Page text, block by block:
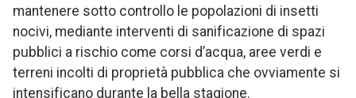
mantenere sotto controllo le popolazioni di insetti
nocivi, mediante interventi di sanificazione di spazi
pubblici a rischio come corsi d’acqua, aree verdi e
terreni incolti di proprietà pubblica che ovviamente si
intensificano durante la bella stagione.